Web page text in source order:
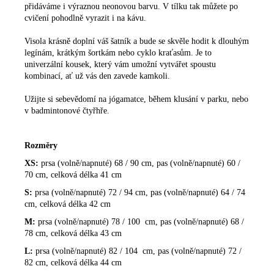
přidáváme i výraznou neonovou barvu. V tílku tak můžete po
cvičení pohodlně vyrazit i na kávu.
Visola krásně doplní váš šatník a bude se skvěle hodit k dlouhým
legínám, krátkým šortkám nebo cyklo kraťasům. Je to
univerzální kousek, který vám umožní vytvářet spoustu
kombinací, ať už vás den zavede kamkoli.
Užijte si sebevědomí na jógamatce, během klusání v parku, nebo
v badmintonové čtyřhře.
Rozměry
XS: prsa (volně/napnuté) 68 / 90 cm, pas (volně/napnuté) 60 /
70 cm, celková délka 41 cm
S: prsa (volně/napnuté) 72 / 94 cm, pas (volně/napnuté) 64 / 74
cm, celková délka 42 cm
M: prsa (volně/napnuté) 78 / 100 cm, pas (volně/napnuté) 68 /
78 cm, celková délka 43 cm
L: prsa (volně/napnuté) 82 / 104 cm, pas (volně/napnuté) 72 /
82 cm, celková délka 44 cm